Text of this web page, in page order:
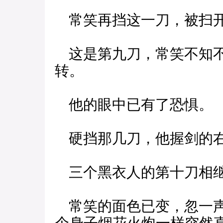
常笑再挡这一刀，被扫
这是第九刀，常笑不知
转。
他的眼中已有了恐惧。
硬挡那几刀，他握剑的
三个黑衣人的第十刀相
常笑的面色已变，忽一